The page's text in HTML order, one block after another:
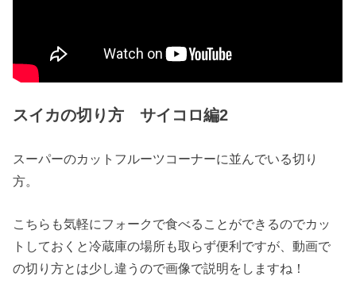
スイカの切り方 サイコロ編2
スーパーのカットフルーツコーナーに並んでいる切り
方。
こちらも気軽にフォークで食べることができるのでカッ
トしておくと冷蔵庫の場所も取らず便利ですが、動画で
の切り方とは少し違うので画像で説明をしますね！